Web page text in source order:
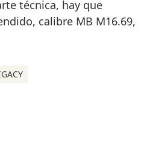
técnica, hay que
calibre MB M16.69,